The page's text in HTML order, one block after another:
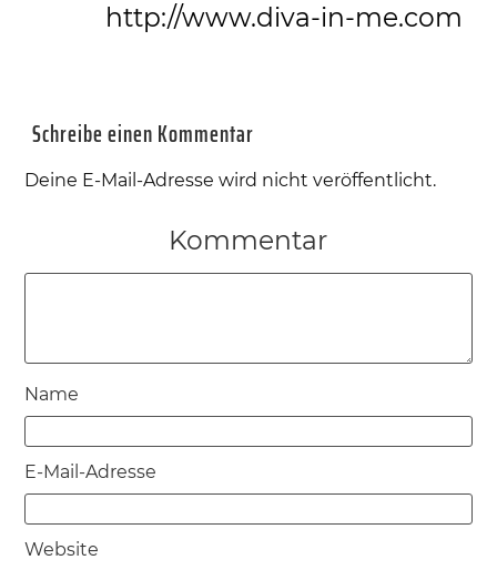
http://www.diva-in-me.com
Schreibe einen Kommentar
Deine E-Mail-Adresse wird nicht veröffentlicht.
Kommentar
Name
E-Mail-Adresse
Website